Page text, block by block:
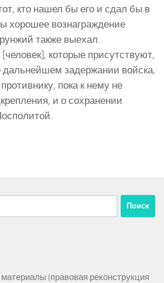
кто нашел бы его и сдал бы в
хорошее вознаграждение.
также выехал.
которые присутствуют,
дальнейшем задержании войска,
пока к нему не
и о сохранении
(правовая реконструкция